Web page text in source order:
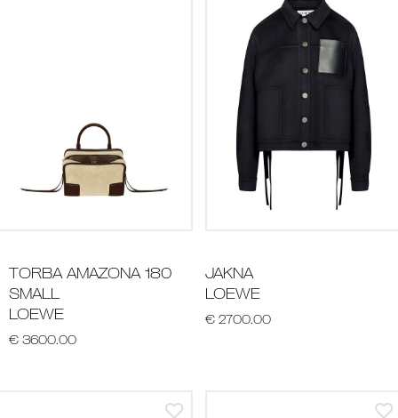
TORBA AMAZONA 180
SMALL
LOEWE
€ 3600.00
JAKNA
LOEWE
€ 2700.00